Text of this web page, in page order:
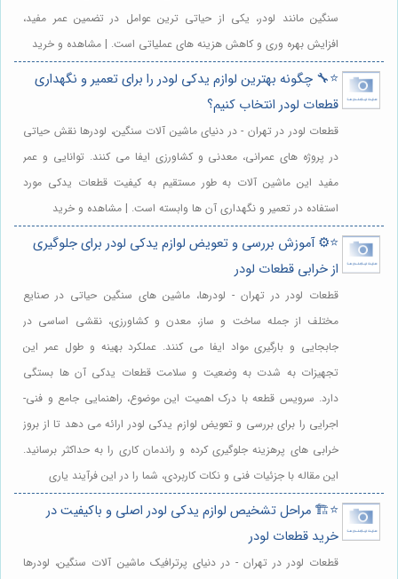
سنگین مانند لودر، یکی از حیاتی ترین عوامل در تضمین عمر مفید،
افزایش بهره وری و کاهش هزینه های عملیاتی است. | مشاهده و خرید
⭐️🔧 چگونه بهترین لوازم یدکی لودر را برای تعمیر و نگهداری
قطعات لودر انتخاب کنیم؟
قطعات لودر در تهران - در دنیای ماشین آلات سنگین، لودرها نقش حیاتی
در پروژه های عمرانی، معدنی و کشاورزی ایفا می کنند. توانایی و عمر
مفید این ماشین آلات به طور مستقیم به کیفیت قطعات یدکی مورد
استفاده در تعمیر و نگهداری آن ها وابسته است. | مشاهده و خرید
⭐️⚙️ آموزش بررسی و تعویض لوازم یدکی لودر برای جلوگیری
از خرابی قطعات لودر
قطعات لودر در تهران - لودرها، ماشین های سنگین حیاتی در صنایع
مختلف از جمله ساخت و ساز، معدن و کشاورزی، نقشی اساسی در
جابجایی و بارگیری مواد ایفا می کنند. عملکرد بهینه و طول عمر این
تجهیزات به شدت به وضعیت و سلامت قطعات یدکی آن ها بستگی
دارد. سرویس قطعه با درک اهمیت این موضوع، راهنمایی جامع و فنی-
اجرایی را برای بررسی و تعویض لوازم یدکی لودر ارائه می دهد تا از بروز
خرابی های پرهزینه جلوگیری کرده و راندمان کاری را به حداکثر برسانید.
این مقاله با جزئیات فنی و نکات کاربردی، شما را در این فرآیند یاری
⭐️🏗️ مراحل تشخیص لوازم یدکی لودر اصلی و باکیفیت در
خرید قطعات لودر
قطعات لودر در تهران - در دنیای پرترافیک ماشین آلات سنگین، لودرها